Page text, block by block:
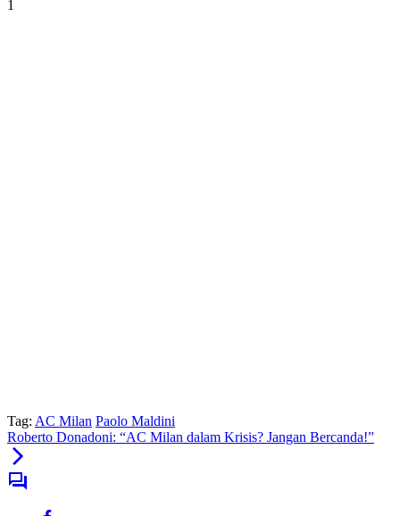
1
Tag: AC Milan Paolo Maldini
Roberto Donadoni: “AC Milan dalam Krisis? Jangan Bercanda!”